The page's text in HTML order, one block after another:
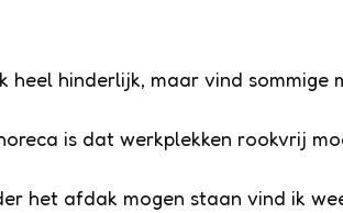
hinderlijk, maar vind sommige
is dat werkplekken rookvrij
het afdak mogen staan vind ik